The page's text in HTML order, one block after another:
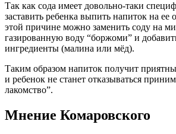
Так как сода имеет довольно-таки
заставить ребенка выпить напиток на
этой причине можно заменить соду на
газированную воду “боржоми” и
ингредиенты (малина или мёд).
Таким образом напиток получит
и ребенок не станет отказываться
лакомство”.
Мнение Комаровского